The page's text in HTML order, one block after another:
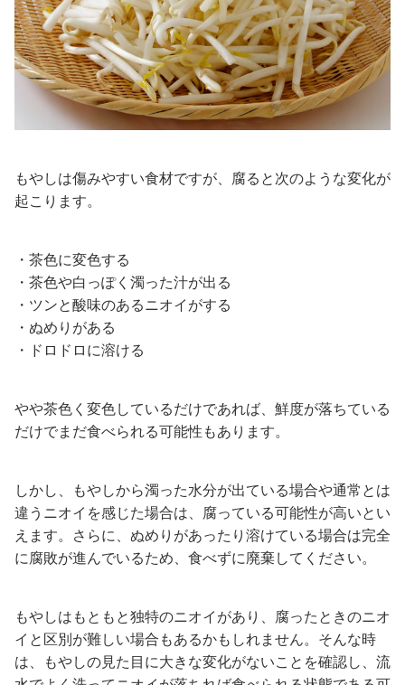
もやしは傷みやすい食材ですが、腐ると次のような変化が
起こります。
・茶色に変色する
・茶色や白っぽく濁った汁が出る
・ツンと酸味のあるニオイがする
・ぬめりがある
・ドロドロに溶ける
やや茶色く変色しているだけであれば、鮮度が落ちている
だけでまだ食べられる可能性もあります。
しかし、もやしから濁った水分が出ている場合や通常とは
違うニオイを感じた場合は、腐っている可能性が高いとい
えます。さらに、ぬめりがあったり溶けている場合は完全
に腐敗が進んでいるため、食べずに廃棄してください。
もやしはもともと独特のニオイがあり、腐ったときのニオ
イと区別が難しい場合もあるかもしれません。そんな時
は、もやしの見た目に大きな変化がないことを確認し、流